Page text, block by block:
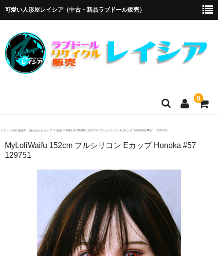
可愛い人形屋レイシア（中古・新品ラブドール販売）
0
ホーム
メーカー・販売代理店
オリエント工業
アルテトキオ
フレンド技研（ミクロメイド）
人造人RZR DOLL
ラブドール中古販売・処分ならレイシア > 商品 > MyLoliWaifu 152cm フルシリコン Eカップ Honoka #57 129751
MyLoliWaifu 152cm フルシリコン Eカップ Honoka #57
129751